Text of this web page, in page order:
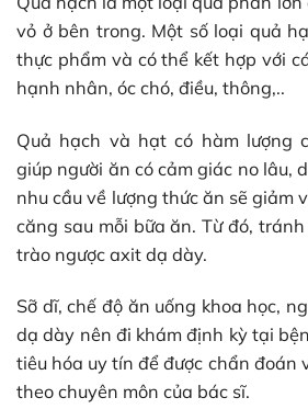
vỏ ở bên trong. Một số loại quả
thực phẩm và có thể kết hợp với
hạnh nhân, óc chó, điều, thông,..
Quả hạch và hạt có hàm lượng
giúp người ăn có cảm giác no lâu,
nhu cầu về lượng thức ăn sẽ giảm
căng sau mỗi bữa ăn. Từ đó,
trào ngược axit dạ dày.
Sỡ dĩ, chế độ ăn uống khoa học,
dạ dày nên đi khám định kỳ tại
tiêu hóa uy tín để được chẩn đoán
theo chuyên môn của bác sĩ.